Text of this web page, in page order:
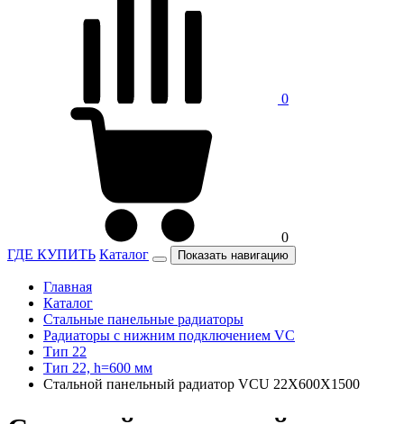
0
0
ГДЕ КУПИТЬ Каталог Показать навигацию
Главная
Каталог
Стальные панельные радиаторы
Радиаторы c нижним подключением VC
Тип 22
Тип 22, h=600 мм
Стальной панельный радиатор VCU 22Х600X1500